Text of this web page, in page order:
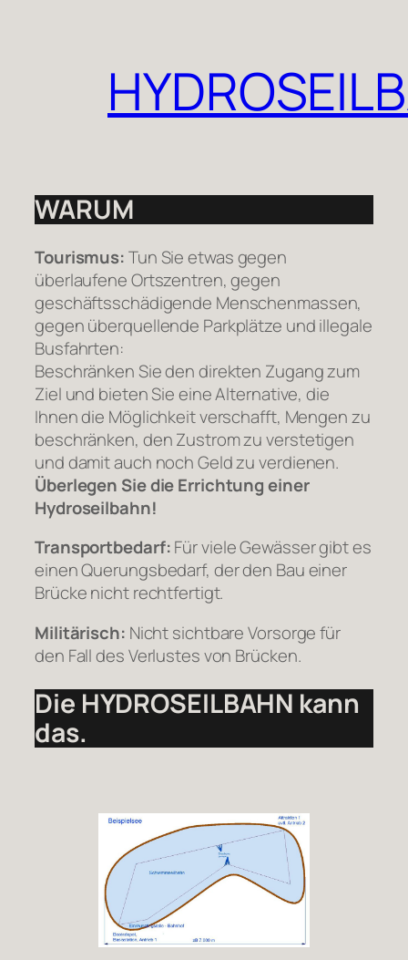
WARUM
Tourismus:Tun Sie etwas gegen
überlaufene Ortszentren, gegen
geschäftsschädigende Menschenmassen,
gegen überquellende Parkplätze und illegale
Busfahrten:
Beschränken Sie den direkten Zugang zum
Ziel und bieten Sie eine Alternative, die
Ihnen die Möglichkeit verschafft, Mengen zu
beschränken, den Zustrom zu verstetigen
und damit auch noch Geld zu verdienen.
Überlegen Sie die Errichtung einer
Hydroseilbahn!
Transportbedarf:Für viele Gewässer gibt es
einen Querungsbedarf, der den Bau einer
Brücke nicht rechtfertigt.
Militärisch: Nicht sichtbare Vorsorge für
den Fall des Verlustes von Brücken.
Die HYDROSEILBAHN kann
das.